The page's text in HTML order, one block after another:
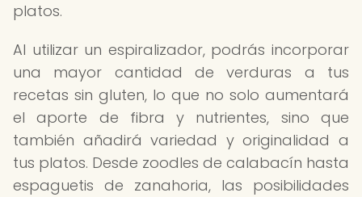
platos.
Al utilizar un espiralizador, podrás incorporar
una mayor cantidad de verduras a tus
recetas sin gluten, lo que no solo aumentará
el aporte de fibra y nutrientes, sino que
también añadirá variedad y originalidad a
tus platos. Desde zoodles de calabacín hasta
espaguetis de zanahoria, las posibilidades